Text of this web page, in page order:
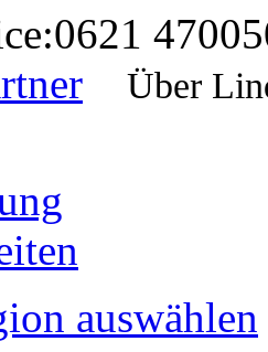
0621
Über
auswählen